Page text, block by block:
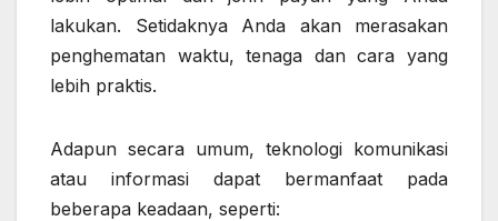
lakukan. Setidaknya Anda akan merasakan
penghematan waktu, tenaga dan cara yang
lebih praktis.
Adapun secara umum, teknologi komunikasi
atau informasi dapat bermanfaat pada
beberapa keadaan, seperti: